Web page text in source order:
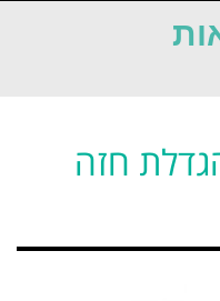
חזה